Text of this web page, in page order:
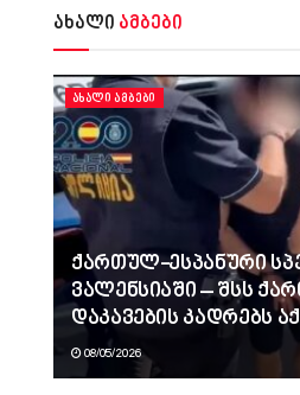
ახალი ამბები
ᲐᲮᲐᲚᲘ ᲐᲛᲑᲔᲑᲘ
ქართულ-ესპანური
ვალენსიაში – შსს
დაკავების კადრებს
08/05/2026